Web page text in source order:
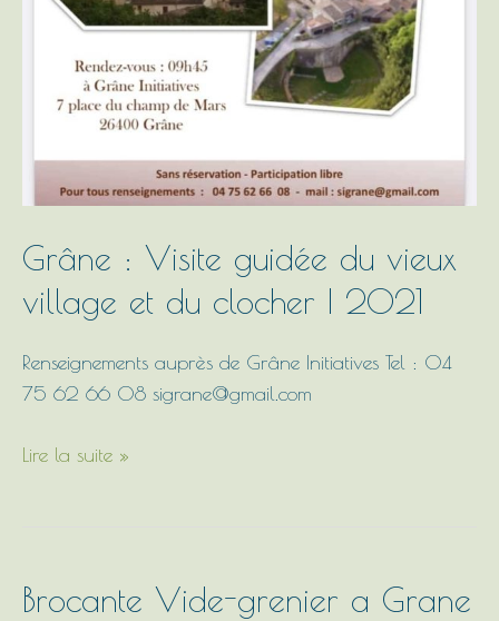
Grâne : Visite guidée du vieux
village et du clocher | 2021
Renseignements auprès de Grâne Initiatives Tel : 04
75 62 66 08 sigrane@gmail.com
Lire la suite »
Brocante Vide-grenier a Grane
Brocante